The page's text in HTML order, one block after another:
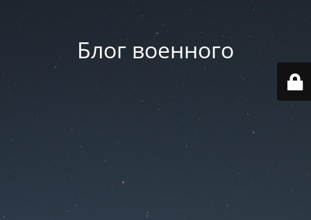
Блог военного